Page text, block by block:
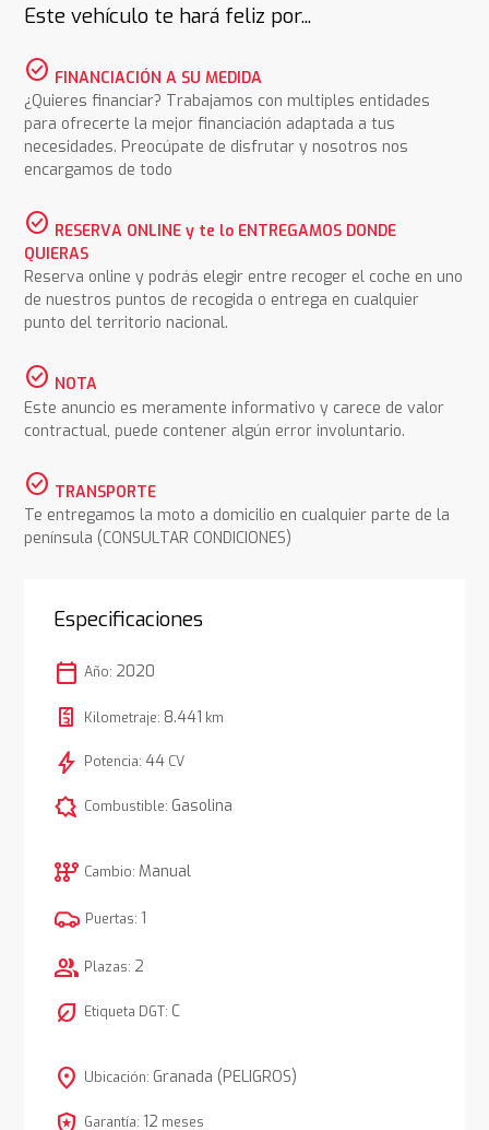
Este vehículo te hará feliz por...
check_circle FINANCIACIÓN A SU MEDIDA
¿Quieres financiar? Trabajamos con multiples entidades
para ofrecerte la mejor financiación adaptada a tus
necesidades. Preocúpate de disfrutar y nosotros nos
encargamos de todo
check_circle RESERVA ONLINE y te lo ENTREGAMOS DONDE
QUIERAS
Reserva online y podrás elegir entre recoger el coche en uno
de nuestros puntos de recogida o entrega en cualquier
punto del territorio nacional.
check_circle NOTA
Este anuncio es meramente informativo y carece de valor
contractual, puede contener algún error involuntario.
check_circle TRANSPORTE
Te entregamos la moto a domicilio en cualquier parte de la
península (CONSULTAR CONDICIONES)
Especificaciones
calendar_today Año: 2020
Kilometraje: 8.441 km
bolt Potencia: 44CV
comic_bubble Combustible: Gasolina
auto_transmission Cambio: Manual
Puertas: 1
group Plazas: 2
nest_eco_leaf Etiqueta DGT: C
location_on Ubicación: Granada (PELIGROS)
local_police Garantía: 12 meses